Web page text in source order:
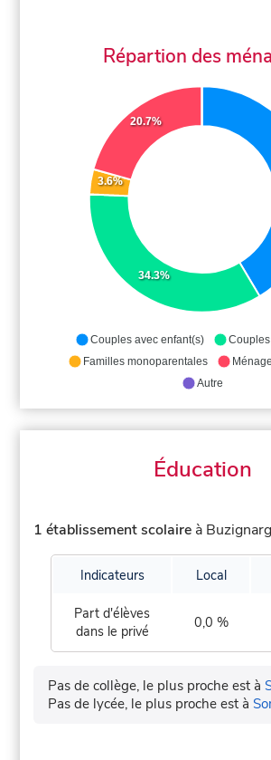
Répartion des
34.3%
3.6%
20.7%
Couples avec enfant(s)
Familles monoparentales
Autre
Éducation
1 établissement scolaire à
Indicateurs Local
Part d'élèves
dans le privé
0,0 %
Pas de collège, le plus proche est à
Pas de lycée, le plus proche est à